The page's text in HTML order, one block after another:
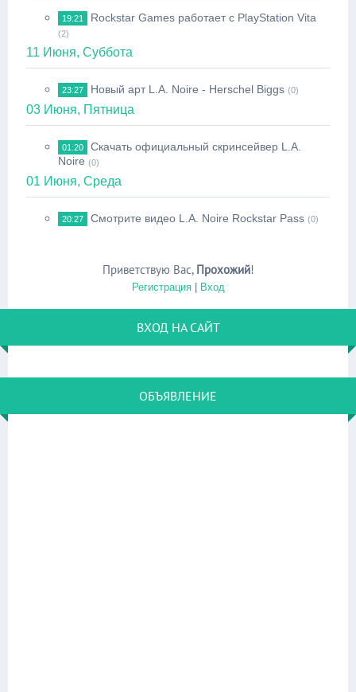
19:21 Rockstar Games работает с PlayStation Vita
(2)
11 Июня, Суббота
23:27 Новый арт L.A. Noire - Herschel Biggs (0)
03 Июня, Пятница
01:20 Скачать официальный скринсейвер L.A.
Noire (0)
01 Июня, Среда
20:27 Смотрите видео L.A. Noire Rockstar Pass (0)
Приветствую Вас, Прохожий!
Регистрация| Вход
ВХОД НА САЙТ
ОБЪЯВЛЕНИЕ